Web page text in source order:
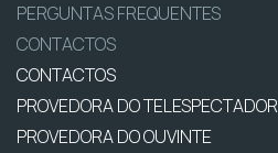
PERGUNTAS FREQUENTES
CONTACTOS
CONTACTOS
PROVEDORA DO TELESPECTADOR
PROVEDORA DO OUVINTE